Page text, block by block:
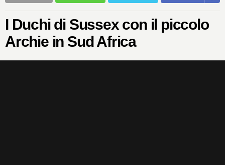
I Duchi di Sussex con il piccolo
Archie in Sud Africa